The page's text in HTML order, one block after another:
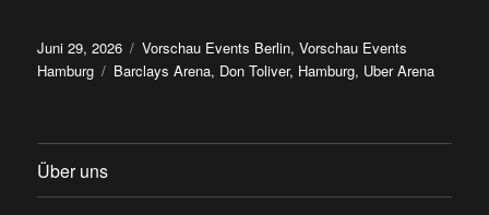
Veröffentlicht
am
Juni 29, 2026 Kategorien
Vorschau Events Berlin,Vorschau Events
Hamburg
Schlagwörter
Barclays Arena, Don Toliver, Hamburg, Uber Arena
Über uns